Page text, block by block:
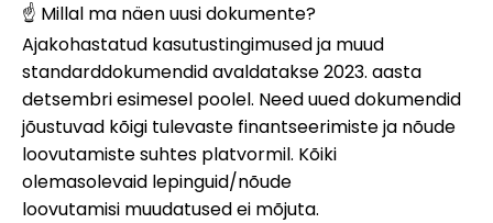
☝️ Millal ma näen uusi dokumente?
Ajakohastatud kasutustingimused ja muud
standarddokumendid avaldatakse 2023. aasta
detsembri esimesel poolel. Need uued dokumendid
jõustuvad kõigi tulevaste finantseerimiste ja nõude
loovutamiste suhtes platvormil. Kõiki
olemasolevaid lepinguid/nõude
loovutamisi muudatused ei mõjuta.